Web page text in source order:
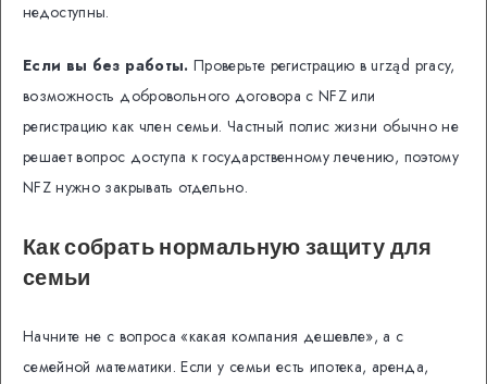
недоступны.
Если вы без работы. Проверьте регистрацию в urząd pracy,
возможность добровольного договора с NFZ или
регистрацию как член семьи. Частный полис жизни обычно не
решает вопрос доступа к государственному лечению, поэтому
NFZ нужно закрывать отдельно.
Как собрать нормальную защиту для
семьи
Начните не с вопроса «какая компания дешевле», а с
семейной математики. Если у семьи есть ипотека, аренда,